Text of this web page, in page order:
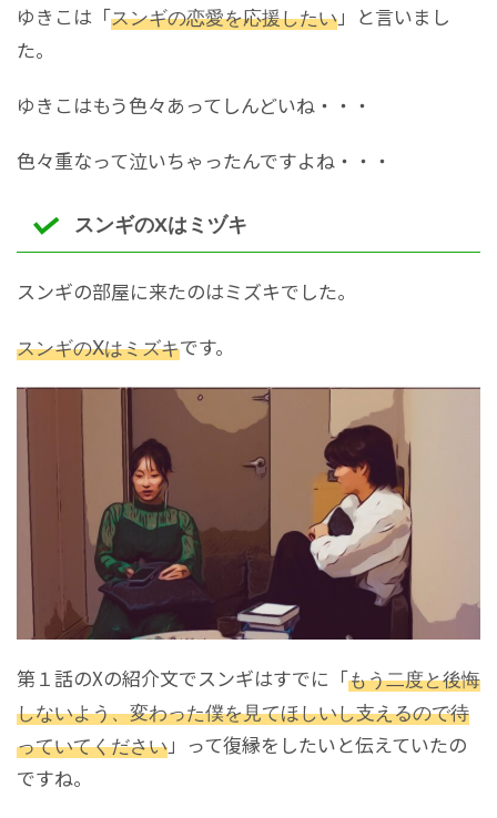
ゆきこは「スンギの恋愛を応援したい」と言いまし
た。
ゆきこはもう色々あってしんどいね・・・
色々重なって泣いちゃったんですよね・・・
スンギのXはミヅキ
スンギの部屋に来たのはミズキでした。
スンギのXはミズキです。
第１話のXの紹介文でスンギはすでに「もう二度と後悔
しないよう、変わった僕を見てほしいし支えるので待
っていてください」って復縁をしたいと伝えていたの
ですね。